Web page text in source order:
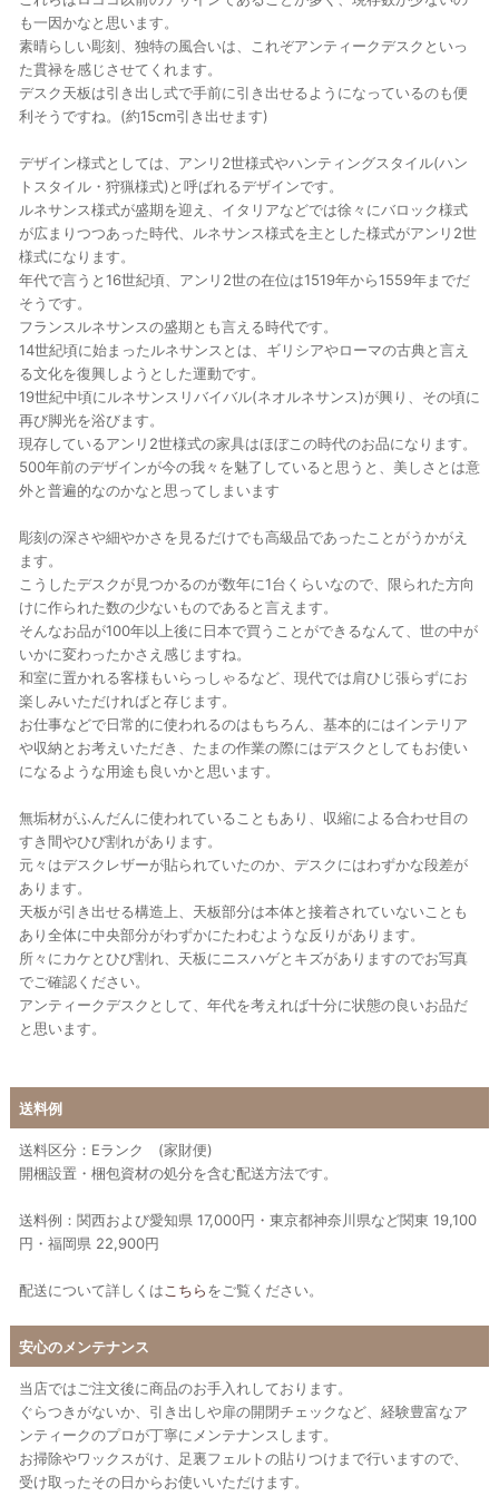
も一因かなと思います。
素晴らしい彫刻、独特の風合いは、これぞアンティークデスクといっ
た貫禄を感じさせてくれます。
デスク天板は引き出し式で手前に引き出せるようになっているのも便
利そうですね。(約15cm引き出せます)
デザイン様式としては、アンリ2世様式やハンティングスタイル(ハン
トスタイル・狩猟様式)と呼ばれるデザインです。
ルネサンス様式が盛期を迎え、イタリアなどでは徐々にバロック様式
が広まりつつあった時代、ルネサンス様式を主とした様式がアンリ2世
様式になります。
年代で言うと16世紀頃、アンリ2世の在位は1519年から1559年までだ
そうです。
フランスルネサンスの盛期とも言える時代です。
14世紀頃に始まったルネサンスとは、ギリシアやローマの古典と言え
る文化を復興しようとした運動です。
19世紀中頃にルネサンスリバイバル(ネオルネサンス)が興り、その頃に
再び脚光を浴びます。
現存しているアンリ2世様式の家具はほぼこの時代のお品になります。
500年前のデザインが今の我々を魅了していると思うと、美しさとは意
外と普遍的なのかなと思ってしまいます
彫刻の深さや細やかさを見るだけでも高級品であったことがうかがえ
ます。
こうしたデスクが見つかるのが数年に1台くらいなので、限られた方向
けに作られた数の少ないものであると言えます。
そんなお品が100年以上後に日本で買うことができるなんて、世の中が
いかに変わったかさえ感じますね。
和室に置かれる客様もいらっしゃるなど、現代では肩ひじ張らずにお
楽しみいただければと存じます。
お仕事などで日常的に使われるのはもちろん、基本的にはインテリア
や収納とお考えいただき、たまの作業の際にはデスクとしてもお使い
になるような用途も良いかと思います。
無垢材がふんだんに使われていることもあり、収縮による合わせ目の
すき間やひび割れがあります。
元々はデスクレザーが貼られていたのか、デスクにはわずかな段差が
あります。
天板が引き出せる構造上、天板部分は本体と接着されていないことも
あり全体に中央部分がわずかにたわむような反りがあります。
所々にカケとひび割れ、天板にニスハゲとキズがありますのでお写真
でご確認ください。
アンティークデスクとして、年代を考えれば十分に状態の良いお品だ
と思います。
送料例
送料区分：Eランク (家財便)
開梱設置・梱包資材の処分を含む配送方法です。
送料例：関西および愛知県 17,000円・東京都神奈川県など関東 19,100
円・福岡県 22,900円
配送について詳しくは こちらをご覧ください。
安心のメンテナンス
当店ではご注文後に商品のお手入れしております。
ぐらつきがないか、引き出しや扉の開閉チェックなど、経験豊富なア
ンティークのプロが丁寧にメンテナンスします。
お掃除やワックスがけ、足裏フェルトの貼りつけまで行いますので、
受け取ったその日からお使いいただけます。